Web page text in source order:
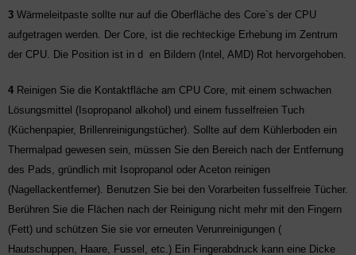
3 Wärmeleitpaste sollte nur auf die Oberfläche des Core`s der CPU
aufgetragen werden. Der Core, ist die rechteckige Erhebung im Zentrum
der CPU. Die Position ist in d
en Bildern (Intel, AMD) Rot hervorgehoben.
4 Reinigen Sie die Kontaktfläche am CPU Core, mit einem schwachen
Lösungsmittel (Isopropanol alkohol) und einem fusselfreien Tuch
(Küchenpapier, Brillenreinigungstücher). Sollte auf dem Kühlerboden ein
Thermalpad gewesen sein, müssen Sie den Bereich nach der Entfernung
des Pads, gründlich mit Isopropanol oder Aceton reinigen
(Nagellackentferner). Benutzen Sie bei den Vorarbeiten fusselfreie Tücher.
Berühren Sie die Flächen nach der Reinigung nicht mehr mit den Fingern
(Fett) und schützen Sie sie vor erneuten Verunreinigungen (
Hautschuppen, Haare, Fussel, etc.) Ein Fingerabdruck kann eine Dicke